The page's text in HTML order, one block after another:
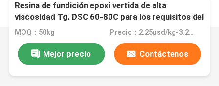
Resina de fundición epoxi vertida de alta
viscosidad Tg. DSC 60-80C para los requisitos del
cliente
MOQ：50kg Precio：2.25usd/kg-3.25usd/kg
Mejor precio Contáctenos